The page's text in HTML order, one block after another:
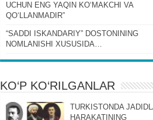
UCHUN ENG YAQIN KOʻMAKCHI VA
QOʻLLANMADIR”
“SADDI ISKANDARIY” DOSTONINING
NOMLANISHI XUSUSIDA…
KO‘P KO‘RILGANLAR
TURKISTONDA
HARAKATINING